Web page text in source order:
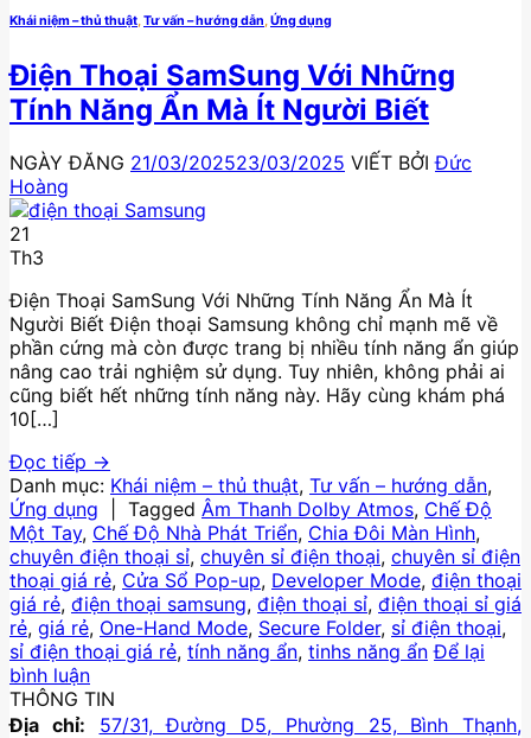
Khái niệm – thủ thuật,Tư vấn – hướng dẫn,Ứng dụng
Điện Thoại SamSung Với Những
Tính Năng Ẩn Mà Ít Người Biết
NGÀY ĐĂNG 21/03/202523/03/2025 VIẾT BỞIĐức
Hoàng
21
Th3
Điện Thoại SamSung Với Những Tính Năng Ẩn Mà Ít
Người Biết Điện thoại Samsung không chỉ mạnh mẽ về
phần cứng mà còn được trang bị nhiều tính năng ẩn giúp
nâng cao trải nghiệm sử dụng. Tuy nhiên, không phải ai
cũng biết hết những tính năng này. Hãy cùng khám phá
10[…]
Đọc tiếp →
Danh mục: Khái niệm – thủ thuật, Tư vấn – hướng dẫn,
Ứng dụng
Tagged Âm Thanh Dolby Atmos, Chế Độ
Một Tay, Chế Độ Nhà Phát Triển, Chia Đôi Màn Hình,
chuyên điện thoại sỉ, chuyên sỉ điện thoại, chuyên sỉ điện
thoại giá rẻ, Cửa Sổ Pop-up, Developer Mode, điện thoại
giá rẻ, điện thoại samsung, điện thoại sỉ, điện thoại sỉ giá
rẻ, giá rẻ, One-Hand Mode, Secure Folder, sỉ điện thoại,
sỉ điện thoại giá rẻ, tính năng ẩn, tinhs năng ẩn Để lại
bình luận
THÔNG TIN
Địa chỉ:
57/31, Đường D5, Phường 25, Bình Thạnh,